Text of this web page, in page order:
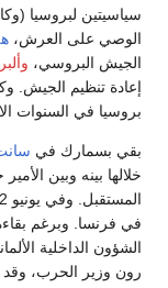
سياسيتين لبروسيا
الوصي على العرش،
الجيش البروسي،
إعادة تنظيم الجيش.
بروسيا في السنوات
بقي بسمارك في
خلالها بينه وبين
في فرنسا. وبرغم
الشؤون الداخلية
رون وزير الحرب، وقد